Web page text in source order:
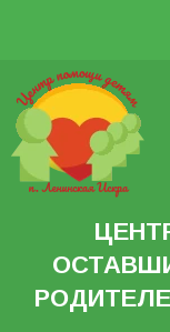
основному
содержанию
Search
Основная
навигация